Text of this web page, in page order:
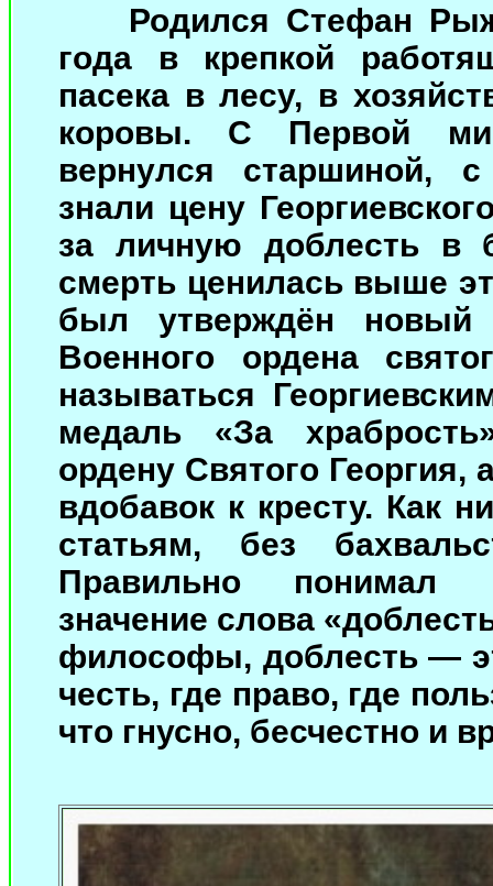
Родился Стефан
года в крепкой
пасека в лесу, в
коровы. С Первой
вернулся старшиной,
знали цену
за личную доблесть в
смерть ценилась выше
был утверждён новый
Военного ордена
называться
медаль «За
ордену Святого
вдобавок к кресту. Как
статьям, без
Правильно понимал
значение слова
философы, доблесть —
честь, где право, где
что гнусно, бесчестно и